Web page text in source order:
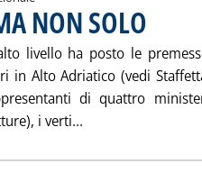
NON SOLO
livello ha posto le
in Alto Adriatico (vedi
di quattro
i verti...